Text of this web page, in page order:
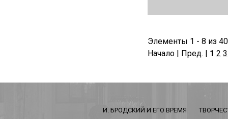
Элементы 1 - 8 из 40
Начало | Пред. | 1 2 3
И. БРОДСКИЙ И ЕГО ВРЕМЯ